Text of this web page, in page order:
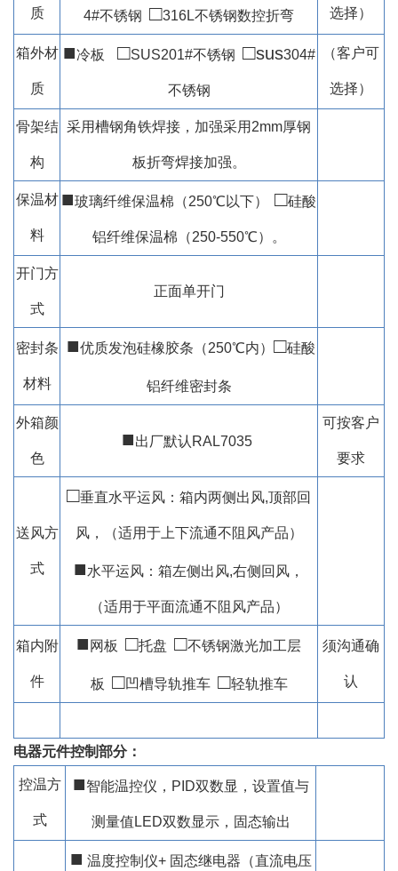
质 4#不锈钢 □316L不锈钢数控折弯 选择）
箱外材
质
■冷板 □SUS201#不锈钢 □sus304#
不锈钢
（客户可
选择）
骨架结
构
采用槽钢角铁焊接，加强采用2mm厚钢
板折弯焊接加强。
保温材
料
■玻璃纤维保温棉（250℃以下） □硅酸
铝纤维保温棉（250-550℃）。
开门方
式
正面单开门
密封条
材料
■优质发泡硅橡胶条（250℃内） □硅酸
铝纤维密封条
外箱颜
色
■出厂默认RAL7035
可按客户
要求
送风方
式
□垂直水平运风：箱内两侧出风,顶部回
风，（适用于上下流通不阻风产品）
■水平运风：箱左侧出风,右侧回风，
（适用于平面流通不阻风产品）
箱内附
件
■ 网板 □托盘 □不锈钢激光加工层
板 □凹槽导轨推车 □轻轨推车
须沟通确
认
电器元件控制部分：
控温方
式
■智能温控仪，PID双数显，设置值与
测量值LED双数显示，固态输出
■ 温度控制仪+ 固态继电器（直流电压